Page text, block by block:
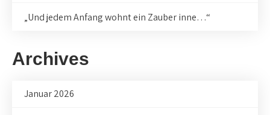
„Und jedem Anfang wohnt ein Zauber inne…“
Archives
Januar 2026